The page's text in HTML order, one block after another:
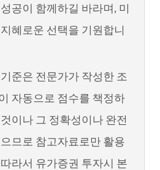
공이 함께하길 바라며, 미
혜로운 선택을 기원합니
준은 전문가가 작성한 조
자동으로 점수를 책정하
이나 그 정확성이나 완전
므로 참고자료로만 활용
라서 유가증권 투자시 본